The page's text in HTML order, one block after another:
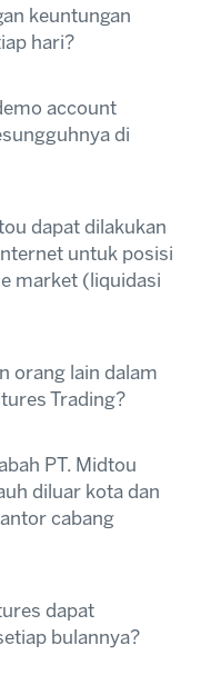
keuntungan
hari?
account
di
dapat dilakukan
untuk posisi
market (liquidasi
orang lain dalam
Trading?
PT. Midtou
diluar kota dan
cabang
menjadi
diri anda
dapat
bulannya?